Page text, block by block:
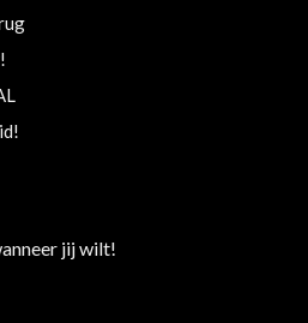
jij wilt!